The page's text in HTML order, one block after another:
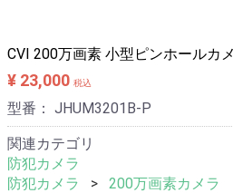
CVI 200万画素 小型ピンホールカ
¥ 23,000 税込
型番： JHUM3201B-P
関連カテゴリ
防犯カメラ
防犯カメラ
200万画素カメラ